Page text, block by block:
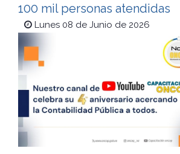
100 mil personas atendidas
Lunes 08 de Junio de 2026